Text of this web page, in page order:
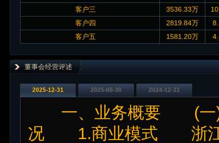
客户三
3536.33万
客户四
2819.84万
客户五
1581.20万
董事会经营评述
2025-12-31 2025-06-30 2024-12-31
一、业务概要 (一)商
况 1.商业模式 浙江钙